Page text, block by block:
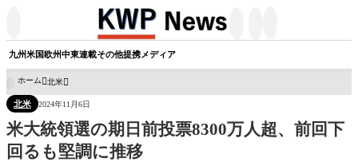
九州米国欧州中東連載その他提携メディア
ホーム 北米
北米 2024年11月6日
米大統領選の期日前投票8300万人超、前回下
回るも堅調に推移